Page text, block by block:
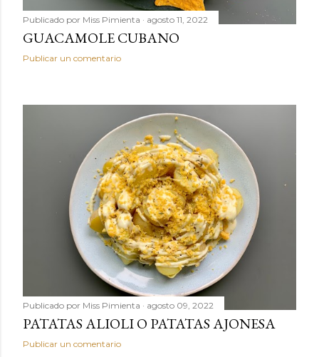
Publicado por Miss Pimienta agosto 11, 2022
GUACAMOLE CUBANO
Publicar un comentario
Publicado por Miss Pimienta agosto 09, 2022
PATATAS ALIOLI O PATATAS AJONESA
Publicar un comentario